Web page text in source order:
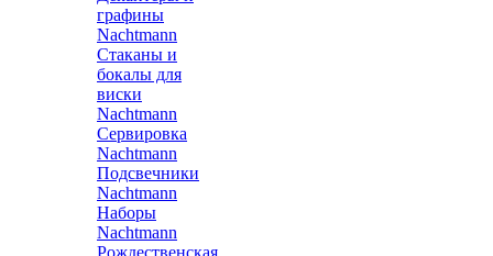
графины
Nachtmann
Стаканы и
бокалы для
виски
Nachtmann
Сервировка
Nachtmann
Подсвечники
Nachtmann
Наборы
Nachtmann
Рождественская